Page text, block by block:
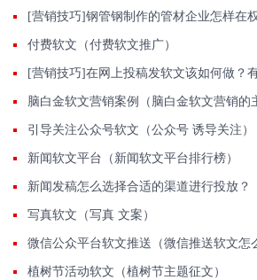
付费软文（付费软文推广）
脑白金软文营销案例（脑白金软文营销的
引导关注公众号软文（公众号 诱导关注）
新闻软文平台（新闻软文平台排行榜）
新闻发稿怎么选择合适的渠道进行投放？
写真软文（写真 文案）
微信公众平台软文推送（微信推送软文怎
植树节活动软文（植树节主题征文）